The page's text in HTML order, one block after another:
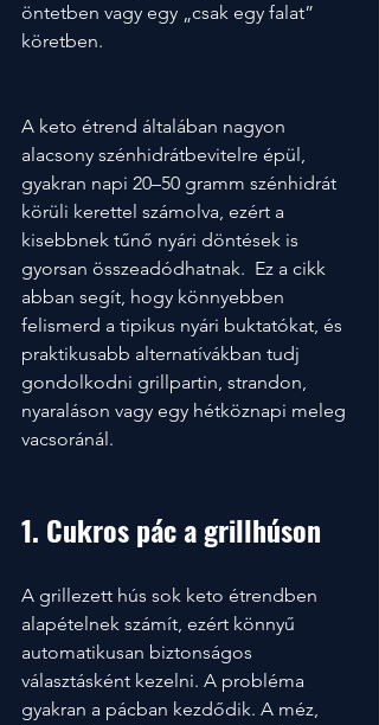
öntetben vagy egy „csak egy falat”
köretben.
A keto étrend általában nagyon
alacsony szénhidrátbevitelre épül,
gyakran napi 20–50 gramm szénhidrát
körüli kerettel számolva, ezért a
kisebbnek tűnő nyári döntések is
gyorsan összeadódhatnak.  Ez a cikk
abban segít, hogy könnyebben
felismerd a tipikus nyári buktatókat, és
praktikusabb alternatívákban tudj
gondolkodni grillpartin, strandon,
nyaraláson vagy egy hétköznapi meleg
vacsoránál.
1. Cukros pác a grillhúson
A grillezett hús sok keto étrendben
alapételnek számít, ezért könnyű
automatikusan biztonságos
választásként kezelni. A probléma
gyakran a pácban kezdődik. A méz,